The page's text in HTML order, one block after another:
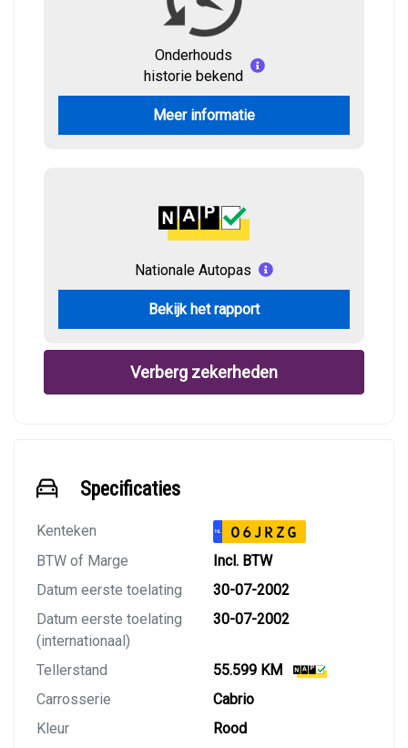
Onderhouds
historie bekend
Meer informatie
Nationale Autopas
Bekijk het rapport
Verberg zekerheden
Specificaties
Kenteken NL 06JRZG
BTW of Marge
Incl. BTW
Datum eerste toelating
30-07-2002
Datum eerste toelating
(internationaal)
30-07-2002
Tellerstand
55.599 KM
Carrosserie
Cabrio
Kleur
Rood